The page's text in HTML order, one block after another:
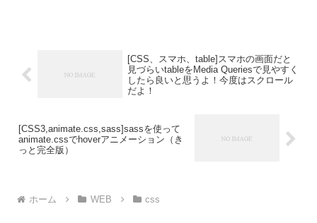
[CSS、スマホ、table]スマホの画面だと
見づらいtableをMedia Queriesで見やすく
したら良いと思うよ！今度はスクロール
だよ！
[CSS3,animate.css,sass]sassを使って
animate.cssでhoverアニメーション（き
っと完全版）
ホーム WEB css